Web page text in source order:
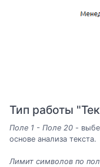
Тип работы
Поле 1 - Поле 20 -
основе анализа текста.
Лимит символов по